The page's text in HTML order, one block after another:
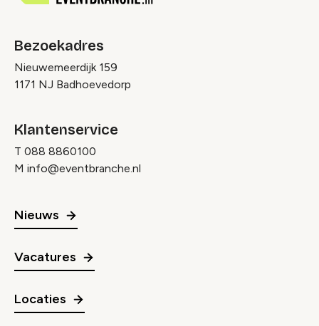
Bezoekadres
Nieuwemeerdijk 159
1171 NJ Badhoevedorp
Klantenservice
T 088 8860100
M info@eventbranche.nl
Nieuws
Vacatures
Locaties